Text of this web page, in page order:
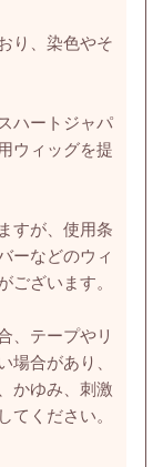
り、染色やそ
ハートジャパ
ウィッグを提
すが、使用条
ーなどのウィ
ございます。
、テープやリ
場合があり、
かゆみ、刺激
てください。